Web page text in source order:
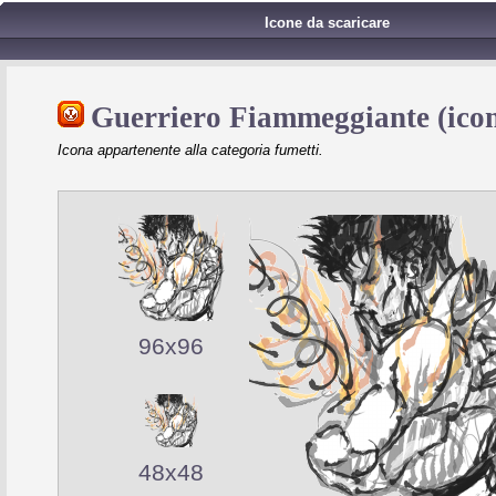
Icone da scaricare
Guerriero Fiammeggiante
Icona appartenente alla categoria fumetti.
96x96
48x48